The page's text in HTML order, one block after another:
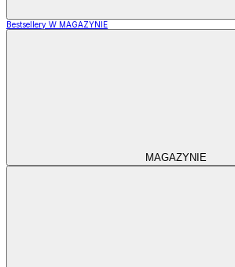
Bestsellery W MAGAZYNIE
MAGAZYNIE